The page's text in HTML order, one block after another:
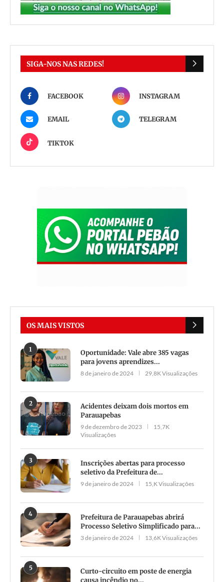
SIGA-NOS NAS REDES!
FACEBOOK INSTAGRAM
EMAIL TELEGRAM
TIKTOK
OS MAIS VISTOS
1
Oportunidade: Vale abre 385 vagas
para jovens aprendizes...
8 de janeiro de 2024 29,8K Visualizações
2
Acidentes deixam dois mortos em
Parauapebas
9 de dezembro de 2023
15,7K
Visualizações
3
Inscrições abertas para processo
seletivo da Prefeitura de...
9 de janeiro de 2024 15,K Visualizações
4
Prefeitura de Parauapebas abrirá
Processo Seletivo Simplificado para...
3 de janeiro de 2024 13,6K Visualizações
5
Curto-circuito em poste de energia
causa incêndio no...